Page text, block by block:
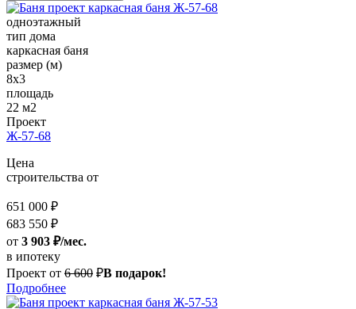
одноэтажный
тип дома
каркасная баня
размер (м)
8x3
площадь
22 м2
Проект
Ж-57-68
Цена
строительства от
651 000 ₽
683 550 ₽
от 3 903 ₽/мес.
в ипотеку
Проект от 6 600 ₽В подарок!
Подробнее